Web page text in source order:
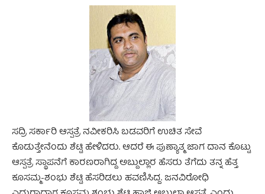
ಸದ್ರಿ ಸರ್ಕಾರಿ ಆಸ್ಪತ್ರೆ ನವೀಕರಿಸಿ ಬಡವರಿಗೆ ಉಚಿತ ಸೇವೆ
ಕೊಡುತ್ತೇನೆಂದು ಶೆಟ್ಟಿ ಹೇಳಿದರು. ಆದರೆ ಈ ಪುಣ್ಯಾತ್ಮ ಜಾಗ ದಾನ ಕೊಟ್ಟು
ಆಸ್ಪತ್ರೆ ಸ್ಥಾಪನೆಗೆ ಕಾರಣರಾಗಿದ್ದ ಅಬ್ದುಲ್ಲಾರ ಹೆಸರು ತೆಗೆದು ತನ್ನ ಹೆತ್ತ
ಕೂಸಮ್ಮ-ಶಂಭು ಶೆಟ್ಟಿ ಹೆಸರಿಡಲು ಹವಣಿಸಿದ್ದ. ಜನವಿರೋಧಿ